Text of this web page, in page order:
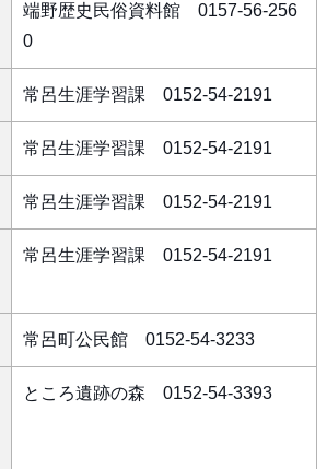
端野歴史民俗資料館 0157-56-256
0
常呂生涯学習課 0152-54-2191
常呂生涯学習課 0152-54-2191
常呂生涯学習課 0152-54-2191
常呂生涯学習課 0152-54-2191
常呂町公民館 0152-54-3233
ところ遺跡の森 0152-54-3393